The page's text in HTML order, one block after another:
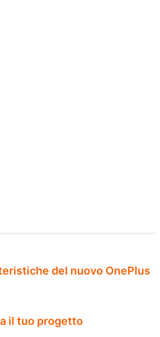
del nuovo OnePlus
il tuo progetto